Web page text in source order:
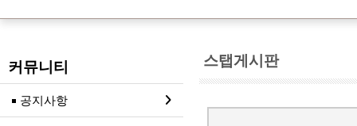
스탭게시판
커뮤니티
공지사항